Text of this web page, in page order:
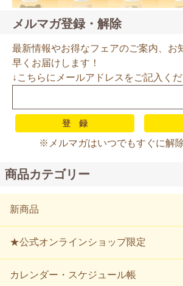
メルマガ登録・解除
最新情報やお得なフェアのご案内、お
早くお届けします！
↓こちらにメールアドレスをご記入くだ
※メルマガはいつでもすぐに解除
商品カテゴリー
新商品
★公式オンラインショップ限定
カレンダー・スケジュール帳